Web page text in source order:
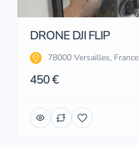
DRONE DJI FLIP
78000 Versailles, France
450 €